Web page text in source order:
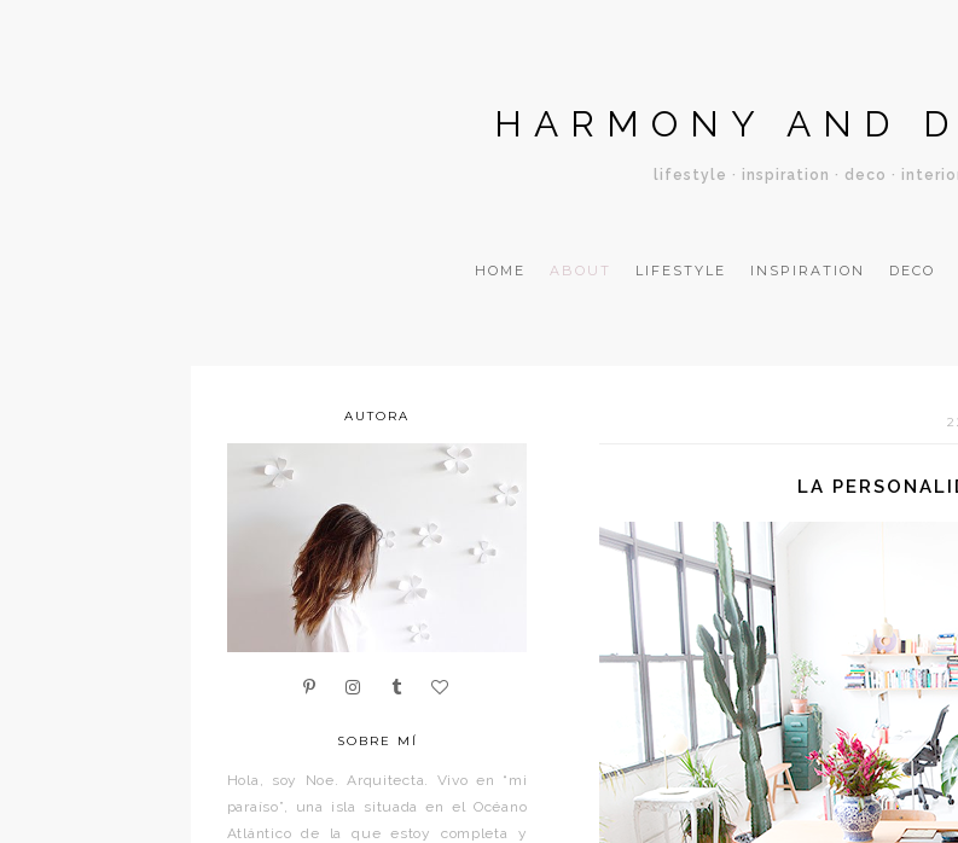
HARMONY AND
lifestyle · inspiration · deco ·
HOME ABOUT LIFESTYLE INSPIRATION DECO
LA
AUTORA
SOBRE MÍ
Hola, soy Noe. Arquitecta. Vivo en “mi
paraíso”, una isla situada en el Océano
Atlántico de la que estoy completa y